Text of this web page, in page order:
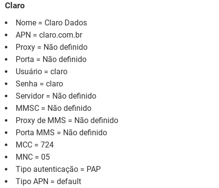
Claro
Nome = Claro Dados
APN = claro.com.br
Proxy = Não definido
Porta = Não definido
Usuário = claro
Senha = claro
Servidor = Não definido
MMSC = Não definido
Proxy de MMS = Não definido
Porta MMS = Não definido
MCC = 724
MNC = 05
Tipo autenticação = PAP
Tipo APN = default